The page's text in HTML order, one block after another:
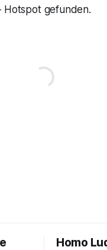
Hotspot gefunden.
Homo